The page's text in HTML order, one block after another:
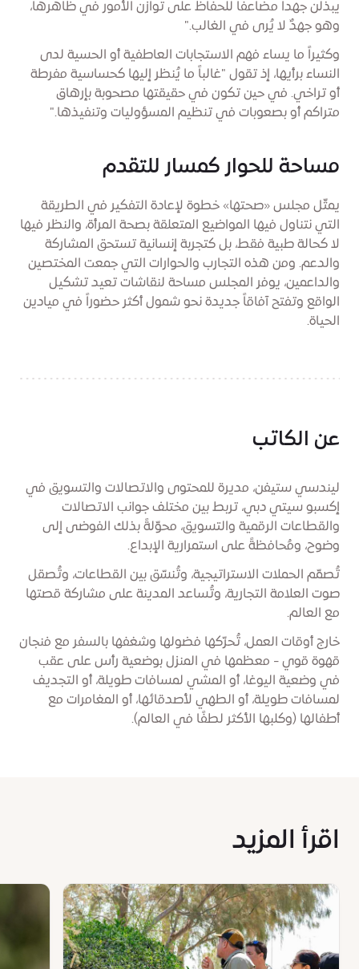
يبذلن جهداً مضاعفاً للحفاظ على توازن الأمور في ظاهرها،
وهو جهدٌ لا يُرى في الغالب."
وكثيراً ما يساء فهم الاستجابات العاطفية أو الحسية لدى
النساء برأيها، إذ تقول "غالباً ما يُنظر إليها كحساسية مفرطة
أو تراخي. في حين تكون في حقيقتها مصحوبة بإرهاق
متراكم أو بصعوبات في تنظيم المسؤوليات وتنفيذها."
مساحة للحوار كمسار للتقدم
يمثّل مجلس «صحتها» خطوة لإعادة التفكير في الطريقة
التي نتناول فيها المواضيع المتعلقة بصحة المرأة، والنظر فيها
لا كحالة طبية فقط، بل كتجربة إنسانية تستحق المشاركة
والدعم. ومن هذه التجارب والحوارات التي جمعت المختصين
والداعمين، يوفر المجلس مساحة لنقاشات تعيد تشكيل
الواقع وتفتح آفاقاً جديدة نحو شمول أكثر حضوراً في ميادين
الحياة.
عن الكاتب
ليندسي ستيفن، مديرة للمحتوى والاتصالات والتسويق في
إكسبو سيتي دبي، تربط بين مختلف جوانب الاتصالات
والقطاعات الرقمية والتسويق، محوّلةً بذلك الفوضى إلى
وضوح، ومُحافظةً على استمرارية الإبداع.
تُصمّم الحملات الاستراتيجية، وتُنسّق بين القطاعات، وتُصقل
صوت العلامة التجارية، وتُساعد المدينة على مشاركة قصتها
مع العالم.
خارج أوقات العمل، تُحرّكها فضولها وشغفها بالسفر مع فنجان
قهوة قوي - معظمها في المنزل بوضعية رأس على عقب
في وضعية اليوغا، أو المشي لمسافات طويلة، أو التجديف
لمسافات طويلة، أو الطهي لأصدقائها، أو المغامرات مع
أطفالها (وكلبها الأكثر لطفًا في العالم).
اقرأ المزيد